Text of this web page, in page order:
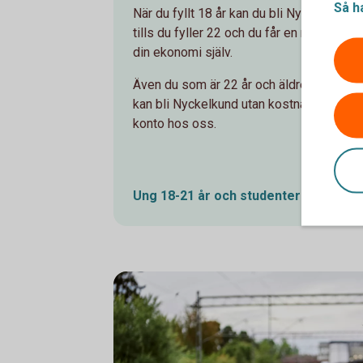
När du fyllt 18 år kan du bli Nyckelkund
tills du fyller 22 och du får en rad
din ekonomi själv.
Även du som är 22 år och äldre och
kan bli Nyckelkund utan kostnad. Så
konto hos oss.
Ung 18-21 år och studenter
Så